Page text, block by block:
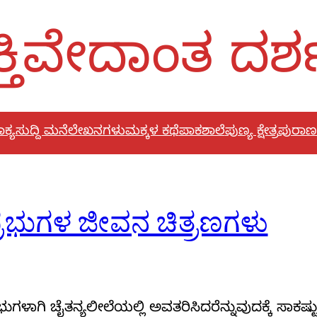
ಸುದ್ದಿ ಮನೆಲೇಖನಗಳುಮಕ್ಕಳ ಕಥೆಪಾಕಶಾಲೆಪುಣ್ಯ ಕ್ಷೇತ್ರ
ಜೀವನ ಚಿತ್ರಣಗಳು
ಚೈತನ್ಯಲೀಲೆಯಲ್ಲಿ ಅವತರಿಸಿದರೆನ್ನುವುದಕ್ಕೆ